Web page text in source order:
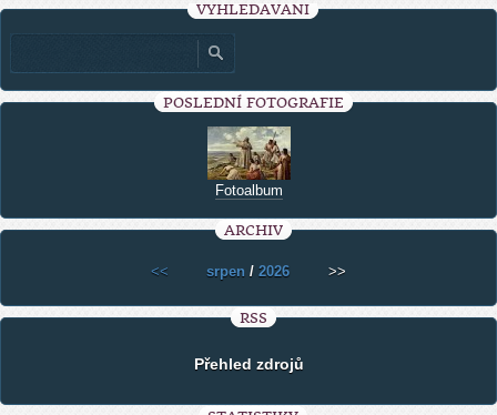
VYHLEDÁVÁNÍ
POSLEDNÍ FOTOGRAFIE
Fotoalbum
ARCHIV
<< srpen / 2026 >>
RSS
Přehled zdrojů